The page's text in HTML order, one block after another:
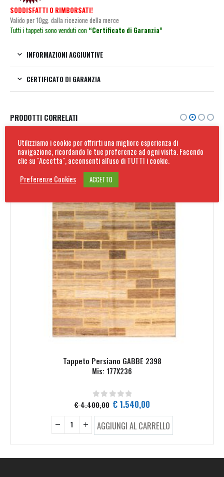
SODDISFATTI O RIMBORSATI!
Valido per 10gg. dalla ricezione della merce
Tutti i tappeti sono venduti con “Certificato di Garanzia”
INFORMAZIONI AGGIUNTIVE
CERTIFICATO DI GARANZIA
PRODOTTI CORRELATI
Spedizione Gratuita
Tappeto Persiano GABBE 2398
Mis: 177X236
0Su 5
€4.400,00 Il
prezzo
originale
era:
€ 4.400,00.
€1.540,00Il
prezzo
attuale
è:
€ 1.540,00.
AGGIUNGI AL CARRELLO
Utilizziamo i cookie per offrirti una migliore esperienza di
navigazione, ricordando le tue preferenze ad ogni visita. Facendo
clic su "Accetta", acconsenti all'uso di TUTTI i cookie.
Preferenze Cookies
ACCETTO